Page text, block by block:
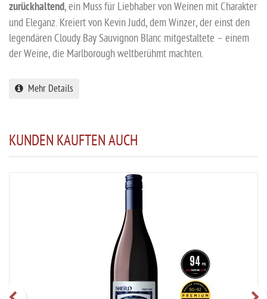
zurückhaltend, ein Muss für Liebhaber von Weinen mit Charakter
und Eleganz. Kreiert von Kevin Judd, dem Winzer, der einst den
legendären Cloudy Bay Sauvignon Blanc mitgestaltete – einem
der Weine, die Marlborough weltberühmt machten.
Mehr Details
KUNDEN KAUFTEN AUCH